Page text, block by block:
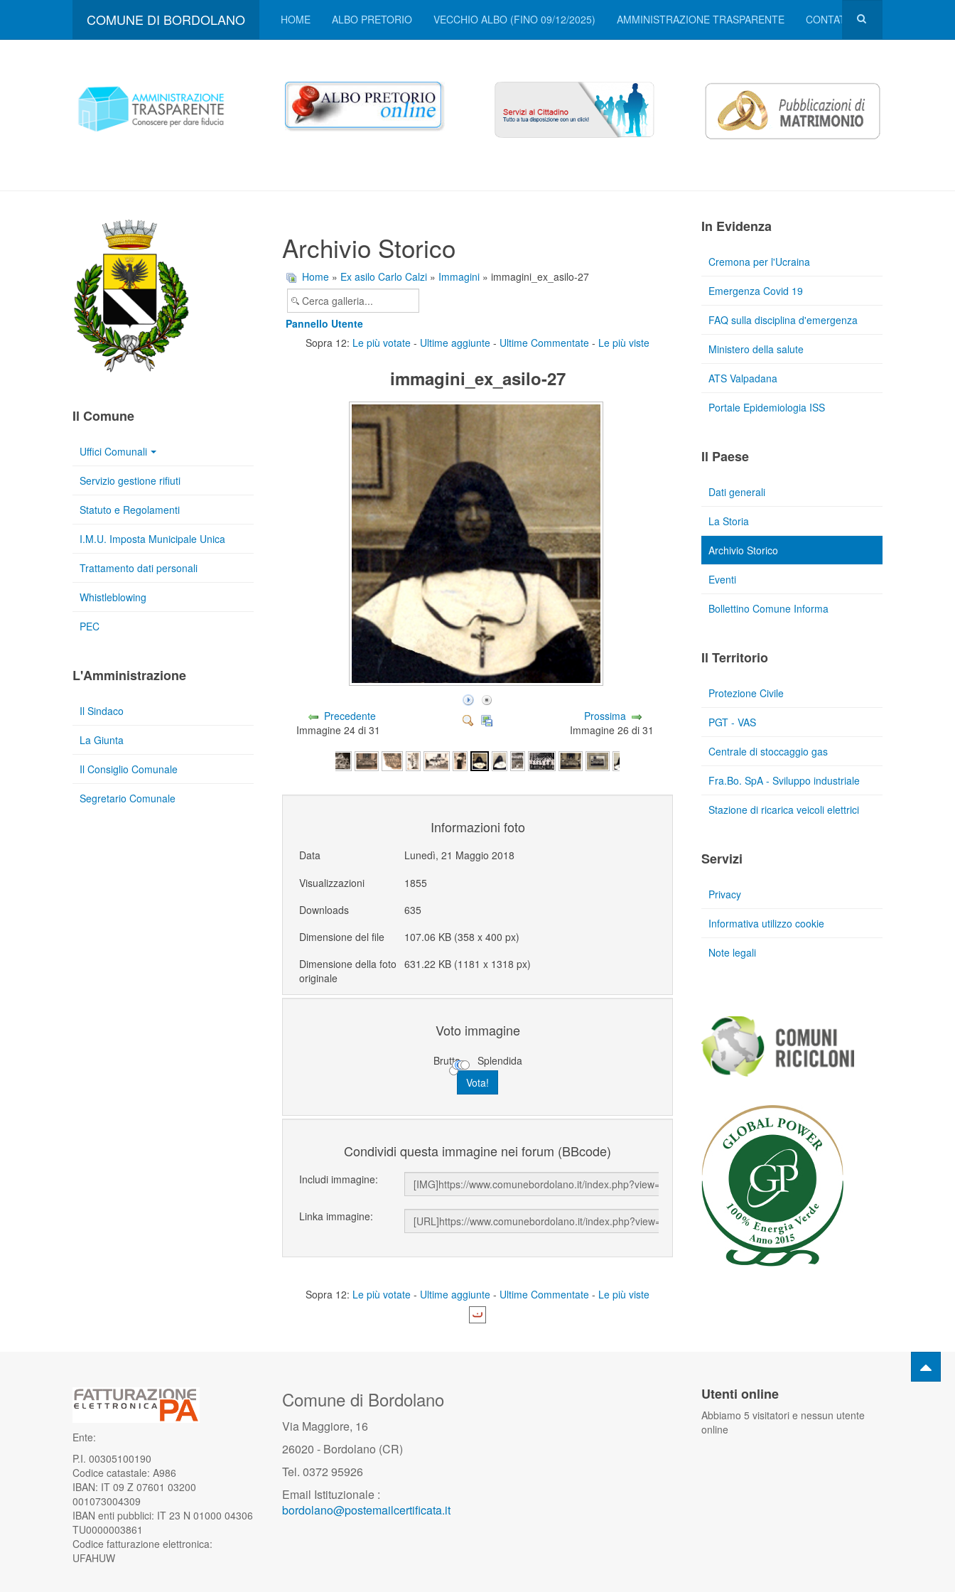
COMUNE DI BORDOLANO HOME ALBO PRETORIO VECCHIO ALBO (FINO 09/12/2025) AMMINISTRAZIONE TRASPARENTE CONTATTI
Archivio Storico
Home » Ex asilo Carlo Calzi » Immagini » immagini_ex_asilo-27
Pannello Utente
Sopra 12: Le più votate - Ultime aggiunte - Ultime Commentate - Le più viste
immagini_ex_asilo-27
Precedente
Immagine 24 di 31
Prossima
Immagine 26 di 31
Informazioni foto
Data
Lunedì, 21 Maggio 2018
Visualizzazioni
1855
Downloads
635
Dimensione del file
107.06 KB (358 x 400 px)
Dimensione della foto
originale
631.22 KB (1181 x 1318 px)
Voto immagine
Brutta Splendida
Condividi questa immagine nei forum (BBcode)
Includi immagine:
Linka immagine:
Sopra 12: Le più votate - Ultime aggiunte - Ultime Commentate - Le più viste
Il Comune
Uffici Comunali
Servizio gestione rifiuti
Statuto e Regolamenti
I.M.U. Imposta Municipale Unica
Trattamento dati personali
Whistleblowing
PEC
L'Amministrazione
Il Sindaco
La Giunta
Il Consiglio Comunale
Segretario Comunale
In Evidenza
Cremona per l'Ucraina
Emergenza Covid 19
FAQ sulla disciplina d'emergenza
Ministero della salute
ATS Valpadana
Portale Epidemiologia ISS
Il Paese
Dati generali
La Storia
Archivio Storico
Eventi
Bollettino Comune Informa
Il Territorio
Protezione Civile
PGT - VAS
Centrale di stoccaggio gas
Fra.Bo. SpA - Sviluppo industriale
Stazione di ricarica veicoli elettrici
Servizi
Privacy
Informativa utilizzo cookie
Note legali
Ente:
P.I. 00305100190
Codice catastale: A986
IBAN: IT 09 Z 07601 03200
001073004309
IBAN enti pubblici: IT 23 N 01000 04306
TU0000003861
Codice fatturazione elettronica:
UFAHUW
Comune di Bordolano
Via Maggiore, 16
26020 - Bordolano (CR)
Tel. 0372 95926
Email Istituzionale :
bordolano@postemailcertificata.it
Utenti online
Abbiamo 5 visitatori e nessun utente
online